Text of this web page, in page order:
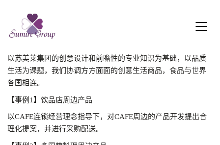
以苏美莱集团的创意设计和前瞻性的专业知识为基础，以品质
生活为课题，我们协调方方面面的创意生活商品，食品与世界
各国相连。
【事例1】饮品店周边产品
以CAFE连锁经营理念指导下，对CAFE周边的产品开发提出合
理化提案，并进行采购配送。